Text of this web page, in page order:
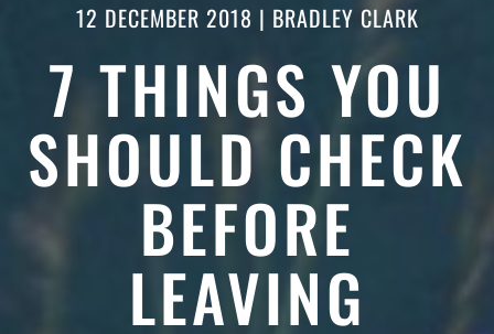
12 DECEMBER 2018 | BRADLEY CLARK
7 THINGS YOU
SHOULD CHECK
BEFORE
LEAVING